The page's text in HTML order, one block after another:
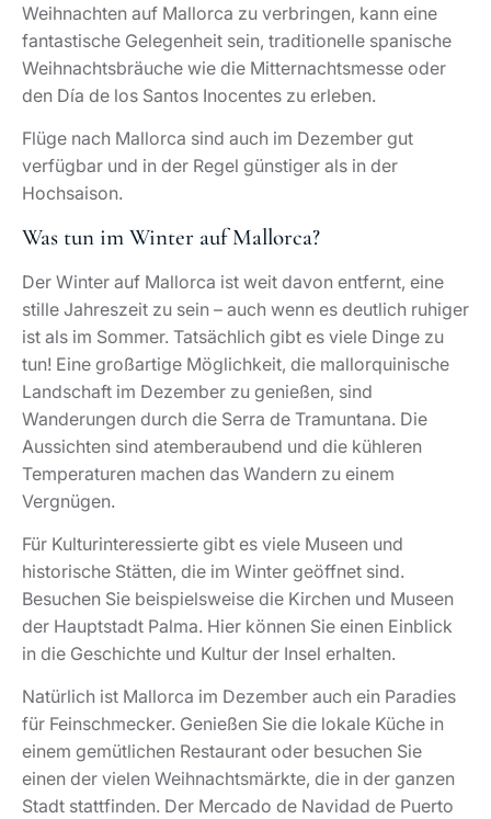
Weihnachten auf Mallorca zu verbringen, kann eine
fantastische Gelegenheit sein, traditionelle spanische
Weihnachtsbräuche wie die Mitternachtsmesse oder
den Día de los Santos Inocentes zu erleben.
Flüge nach Mallorca sind auch im Dezember gut
verfügbar und in der Regel günstiger als in der
Hochsaison.
Was tun im Winter auf Mallorca?
Der Winter auf Mallorca ist weit davon entfernt, eine
stille Jahreszeit zu sein – auch wenn es deutlich ruhiger
ist als im Sommer. Tatsächlich gibt es viele Dinge zu
tun! Eine großartige Möglichkeit, die mallorquinische
Landschaft im Dezember zu genießen, sind
Wanderungen durch die Serra de Tramuntana. Die
Aussichten sind atemberaubend und die kühleren
Temperaturen machen das Wandern zu einem
Vergnügen.
Für Kulturinteressierte gibt es viele Museen und
historische Stätten, die im Winter geöffnet sind.
Besuchen Sie beispielsweise die Kirchen und Museen
der Hauptstadt Palma. Hier können Sie einen Einblick
in die Geschichte und Kultur der Insel erhalten.
Natürlich ist Mallorca im Dezember auch ein Paradies
für Feinschmecker. Genießen Sie die lokale Küche in
einem gemütlichen Restaurant oder besuchen Sie
einen der vielen Weihnachtsmärkte, die in der ganzen
Stadt stattfinden. Der Mercado de Navidad de Puerto